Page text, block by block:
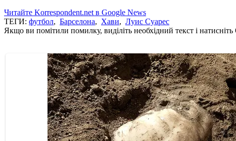
Читайте Korrespondent.net в Google News
ТЕГИ: футбол, Барселона, Хави, Луис Суарес
Якщо ви помітили помилку, виділіть необхідний текст і